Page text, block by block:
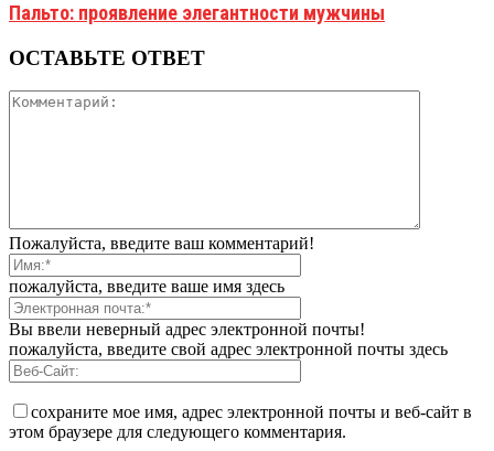
Пальто: проявление элегантности мужчины
ОСТАВЬТЕ ОТВЕТ
Пожалуйста, введите ваш комментарий!
пожалуйста, введите ваше имя здесь
Вы ввели неверный адрес электронной почты!
пожалуйста, введите свой адрес электронной почты здесь
сохраните мое имя, адрес электронной почты и веб-сайт в
этом браузере для следующего комментария.